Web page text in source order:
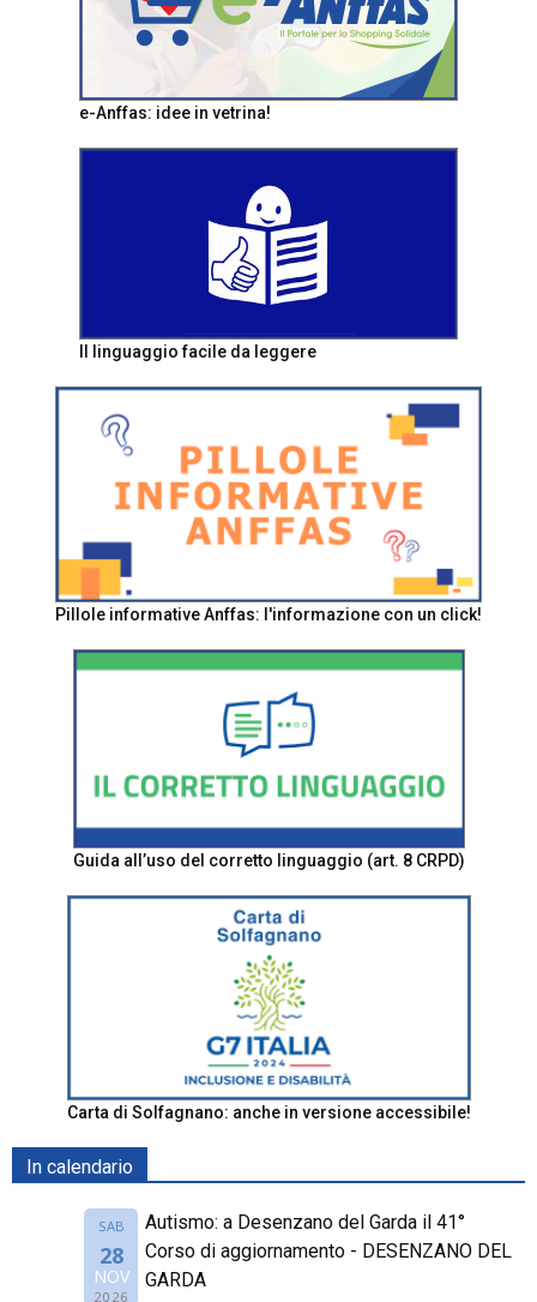
e-Anffas: idee in vetrina!
Il linguaggio facile da leggere
Pillole informative Anffas: l'informazione con un click!
Guida all’uso del corretto linguaggio (art. 8 CRPD)
Carta di Solfagnano: anche in versione accessibile!
In calendario
SAB
28
NOV
2026
Autismo: a Desenzano del Garda il 41°
Corso di aggiornamento - DESENZANO DEL
GARDA